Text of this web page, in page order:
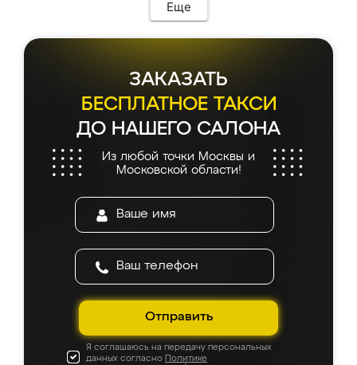
Еще
ЗАКАЗАТЬ
БЕСПЛАТНОЕ ТАКСИ
ДО НАШЕГО САЛОНА
Из любой точки Москвы и
Московской области!
Отправить
Я соглашаюсь на передачу персональных
данных согласно Политике